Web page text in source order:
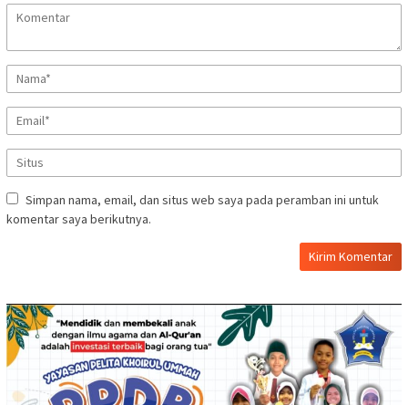
Simpan nama, email, dan situs web saya pada peramban ini untuk
komentar saya berikutnya.